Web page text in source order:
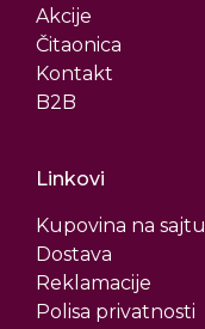
Akcije
Čitaonica
Kontakt
B2B
Linkovi
Kupovina na sajtu
Dostava
Reklamacije
Polisa privatnosti